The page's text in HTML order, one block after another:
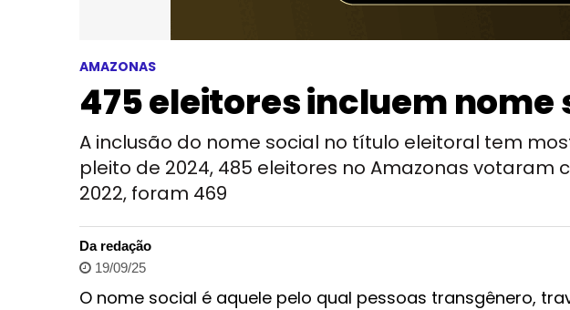
AMAZONAS
475 eleitores incluem
A inclusão do nome social no título eleitoral tem
pleito de 2024, 485 eleitores no Amazonas votaram
2022, foram 469
Da redação
19/09/25
O nome social é aquele pelo qual pessoas transgênero,